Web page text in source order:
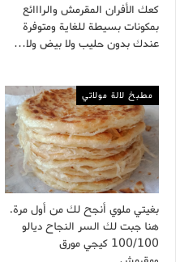
كعك الأفران المقرمش والرااائع
بمكونات بسيطة للغاية ومتوفرة
عندك بدون حليب ولا بيض ولا…
مطبخ لالة مولاتي
بغيتي ملوي أنجح لك من أول مرة.
هنا جبت لك السر النجاح ديالو
100/100 كيجي مورق